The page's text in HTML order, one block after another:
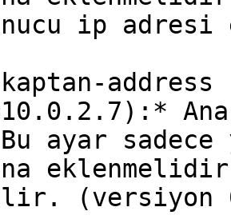
ip
ayar sadece
(versiyon